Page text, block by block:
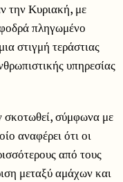
την Κυριακή, με
πληγωμένο
στιγμή τεράστιας
υπηρεσίας
σκοτωθεί, σύμφωνα με
αναφέρει ότι οι
από τους
μεταξύ αμάχων και